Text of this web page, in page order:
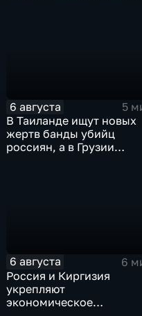
6 августа
5
В Таиланде ищут новых
жертв банды убийц
россиян, а в Грузии
6 августа
6
Россия и Киргизия
укрепляют
экономическое